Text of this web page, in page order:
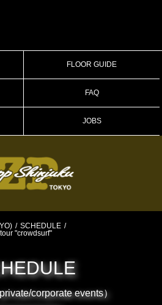
FLOOR GUIDE
FAQ
JOBS
SCHEDULE
"crowdsurf"
corporate events）